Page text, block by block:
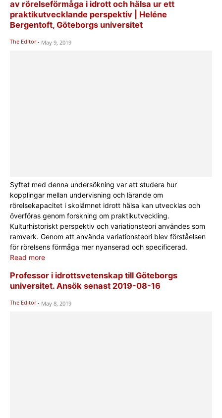
av rörelseförmåga i idrott och hälsa ur ett
praktikutvecklande perspektiv | Heléne
Bergentoft, Göteborgs universitet
The Editor - May 9, 2019
Syftet med denna undersökning var att studera hur
kopplingar mellan undervisning och lärande om
rörelsekapacitet i skolämnet idrott hälsa kan utvecklas och
överföras genom forskning om praktikutveckling.
Kulturhistoriskt perspektiv och variationsteori användes som
ramverk. Genom att använda variationsteori blev förståelsen
för rörelsens förmåga mer nyanserad och specificerad.
Read more
Professor i idrottsvetenskap till Göteborgs
universitet. Ansök senast 2019-08-16
The Editor - May 8, 2019